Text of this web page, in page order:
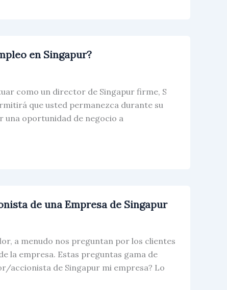
en Singapur?
como un director de Singapur firme, S
que usted permanezca durante su
una oportunidad de negocio a
de una Empresa de Singapur
a menudo nos preguntan por los clientes
la empresa. Estas preguntas gama de
accionista de Singapur mi empresa? Lo